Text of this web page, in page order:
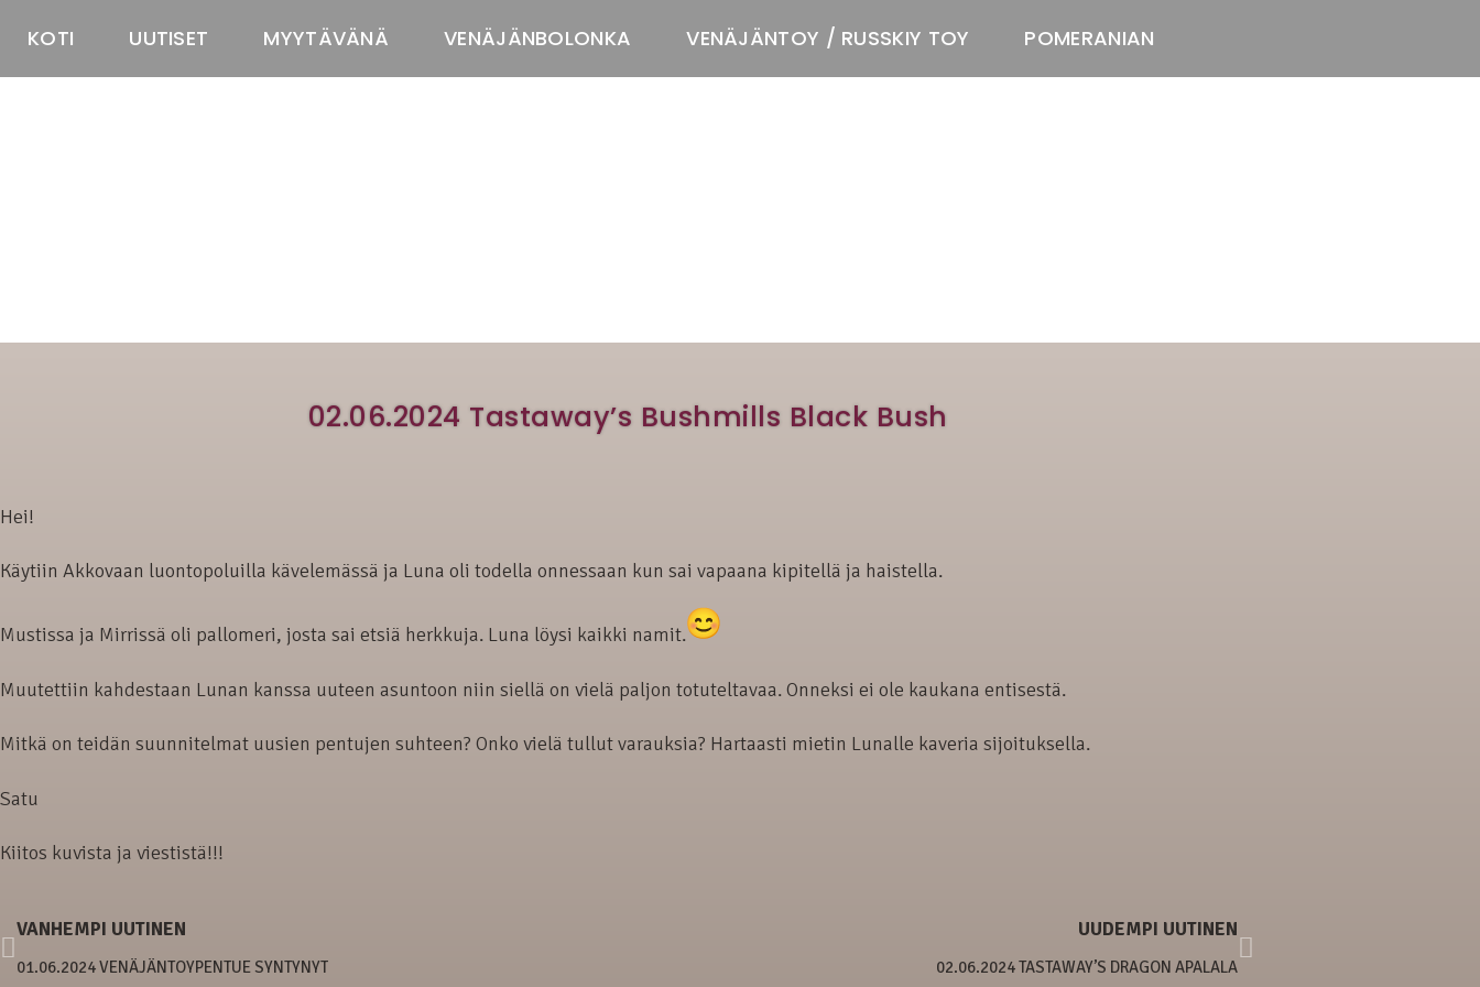
KOTI UUTISET MYYTÄVÄNÄ VENÄJÄNBOLONKA VENÄJÄNTOY / RUSSKIY TOY POMERANIAN
pomeranian
02.06.2024 Tastaway’s Bushmills Black Bush
Hei!
Käytiin Akkovaan luontopoluilla kävelemässä ja Luna oli todella onnessaan kun sai vapaana kipitellä ja haistella.
Mustissa ja Mirrissä oli pallomeri, josta sai etsiä herkkuja. Luna löysi kaikki namit.
Muutettiin kahdestaan Lunan kanssa uuteen asuntoon niin siellä on vielä paljon totuteltavaa. Onneksi ei ole kaukana entisestä.
Mitkä on teidän suunnitelmat uusien pentujen suhteen? Onko vielä tullut varauksia? Hartaasti mietin Lunalle kaveria sijoituksella.
Satu
Kiitos kuvista ja viestistä!!!
VANHEMPI UUTINEN
01.06.2024 VENÄJÄNTOYPENTUE SYNTYNYT
UUDEMPI UUTINEN
02.06.2024 TASTAWAY’S DRAGON APALALA